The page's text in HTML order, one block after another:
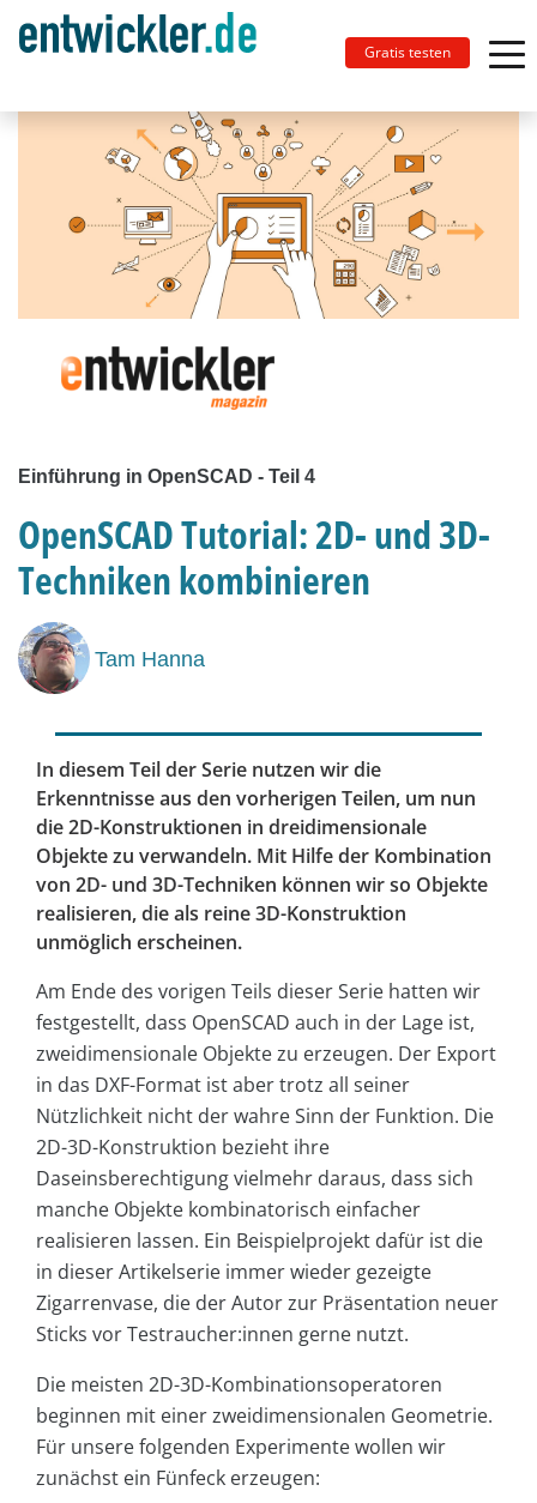
Gratis testen
Einführung in OpenSCAD - Teil 4
OpenSCAD Tutorial: 2D- und 3D-
Techniken kombinieren
Tam Hanna
In diesem Teil der Serie nutzen wir die
Erkenntnisse aus den vorherigen Teilen, um nun
die 2D-Konstruktionen in dreidimensionale
Objekte zu verwandeln. Mit Hilfe der Kombination
von 2D- und 3D-Techniken können wir so Objekte
realisieren, die als reine 3D-Konstruktion
unmöglich erscheinen.
Am Ende des vorigen Teils dieser Serie hatten wir
festgestellt, dass OpenSCAD auch in der Lage ist,
zweidimensionale Objekte zu erzeugen. Der Export
in das DXF-Format ist aber trotz all seiner
Nützlichkeit nicht der wahre Sinn der Funktion. Die
2D-3D-Konstruktion bezieht ihre
Daseinsberechtigung vielmehr daraus, dass sich
manche Objekte kombinatorisch einfacher
realisieren lassen. Ein Beispielprojekt dafür ist die
in dieser Artikelserie immer wieder gezeigte
Zigarrenvase, die der Autor zur Präsentation neuer
Sticks vor Testraucher:innen gerne nutzt.
Die meisten 2D-3D-Kombinationsoperatoren
beginnen mit einer zweidimensionalen Geometrie.
Für unsere folgenden Experimente wollen wir
zunächst ein Fünfeck erzeugen: